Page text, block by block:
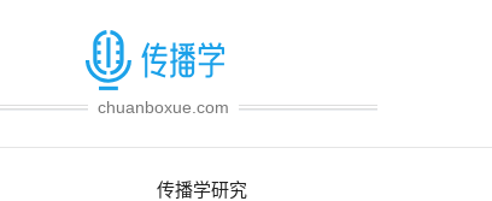
chuanboxue.com
传播学研究